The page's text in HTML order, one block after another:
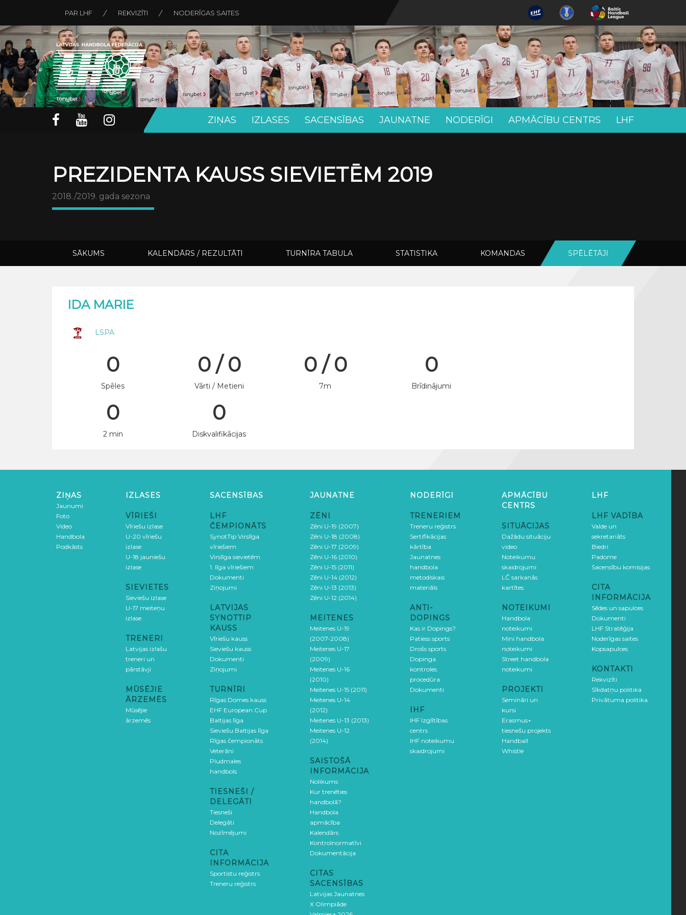
PAR LHF REKVIZĪTI NODERĪGAS SAITES
ZIŅAS IZLASES SACENSĪBAS JAUNATNE NODERĪGI APMĀCĪBU CENTRS LHF
PREZIDENTA KAUSS SIEVIETĒM 2019
2018./2019. gada sezona
SĀKUMS KALENDĀRS / REZULTĀTI TURNĪRA TABULA STATISTIKA KOMANDAS SPĒLĒTĀJI
IDA MARIE
LSPA
0
Spēles
0 / 0
Vārti / Metieni
0 / 0
7m
0
Brīdinājumi
0
2 min
0
Diskvalifikācijas
ZIŅAS
Jaunumi
Foto
Video
Handbola
Podkāsts
IZLASES
VĪRIEŠI
Vīriešu izlase
U-20 vīriešu
izlase
U-18 jauniešu
izlase
SIEVIETES
Sieviešu izlase
U-17 meiteņu
izlase
TRENERI
Latvijas izlašu
treneri un
pārstāvji
MŪSĒJIE
ĀRZEMĒS
Mūsējie
ārzemēs
SACENSĪBAS
LHF
ČEMPIONĀTS
SynotTip Virslīga
vīriešiem
Virslīga sievietēm
1. līga vīriešiem
Dokumenti
Ziņojumi
LATVIJAS
SYNOTTIP
KAUSS
Vīriešu kauss
Sieviešu kauss
Dokumenti
Ziņojumi
TURNĪRI
Rīgas Domes kauss
EHF European Cup
Baltijas līga
Sieviešu Baltijas līga
Rīgas čempionāts
Veterāni
Pludmales
handbols
TIESNEŠI /
DELEGĀTI
Tiesneši
Delegāti
Nozīmējumi
CITA
INFORMĀCIJA
Sportistu reģistrs
Treneru reģistrs
JAUNATNE
ZĒNI
Zēni U-19 (2007)
Zēni U-18 (2008)
Zēni U-17 (2009)
Zēni U-16 (2010)
Zēni U-15 (2011)
Zēni U-14 (2012)
Zēni U-13 (2013)
Zēni U-12 (2014)
MEITENES
Meitenes U-19
(2007-2008)
Meitenes U-17
(2009)
Meitenes U-16
(2010)
Meitenes U-15 (2011)
Meitenes U-14
(2012)
Meitenes U-13 (2013)
Meitenes U-12
(2014)
SAISTOŠĀ
INFORMĀCIJA
Nolikums
Kur trenēties
handbolā?
Handbola
apmācība
Kalendārs
Kontrolnormatīvi
Dokumentācija
CITAS
SACENSĪBAS
Latvijas Jaunatnes
X Olimpiāde
NODERĪGI
TRENERIEM
Treneru reģistrs
Sertifikācijas
kārtība
Jaunatnes
handbola
metodiskais
materiāls
ANTI-
DOPINGS
Kas ir Dopings?
Patiess sports
Drošs sports
Dopinga
kontroles
procedūra
Dokumenti
IHF
IHF Izglītības
centrs
IHF noteikumu
skaidrojumi
APMĀCĪBU
CENTRS
SITUĀCIJAS
Dažādu situāciju
video
Noteikumu
skaidrojumi
LČ sarkanās
kartītes
NOTEIKUMI
Handbola
noteikumi
Mini handbola
noteikumi
Street handbola
noteikumi
PROJEKTI
Semināri un
kursi
Erasmus+
tiesnešu projekts
Handball
Whistle
LHF
LHF VADĪBA
Valde un
sekretariāts
Biedri
Padome
Sacensību komisijas
CITA
INFORMĀCIJA
Sēdes un sapulces
Dokumenti
LHF Stratēģija
Noderīgas saites
Kopsapulces
KONTAKTI
Rekvizīti
Sīkdatņu politika
Privātuma politika